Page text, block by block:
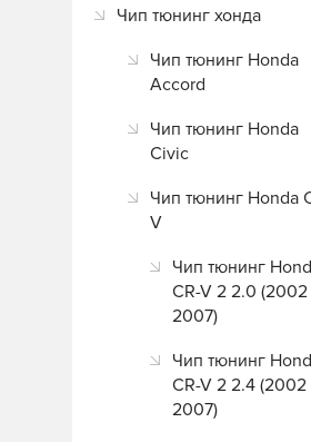
Чип тюнинг хонда
Чип тюнинг Honda
Accord
Чип тюнинг Honda
Civic
Чип тюнинг Honda
V
Чип тюнинг
CR-V 2 2.0 (2002
2007)
Чип тюнинг
CR-V 2 2.4 (2002
2007)